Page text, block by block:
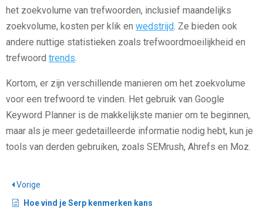
het zoekvolume van trefwoorden, inclusief maandelijks
zoekvolume, kosten per klik en wedstrijd. Ze bieden ook
andere nuttige statistieken zoals trefwoordmoeilijkheid en
trefwoord trends.
Kortom, er zijn verschillende manieren om het zoekvolume
voor een trefwoord te vinden. Het gebruik van Google
Keyword Planner is de makkelijkste manier om te beginnen,
maar als je meer gedetailleerde informatie nodig hebt, kun je
tools van derden gebruiken, zoals SEMrush, Ahrefs en Moz.
Vorige
Hoe vind je Serp kenmerken kans